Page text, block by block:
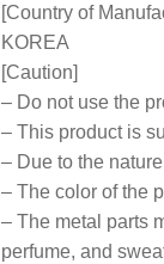
[Country of
KOREA
[Caution]
– Do not use the
– This product is
– Due to the
– The color of the
– The metal parts
perfume, and